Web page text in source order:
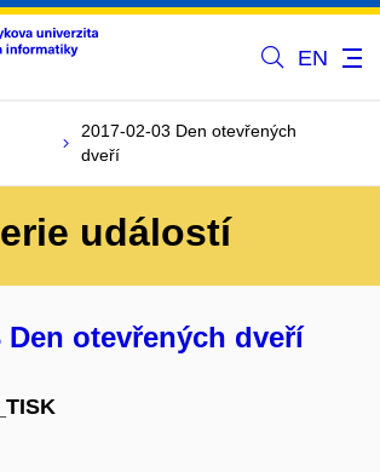
EN
2017-02-03 Den otevřených
dveří
událostí
Den otevřených dveří